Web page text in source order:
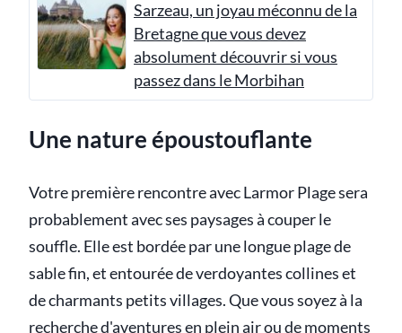
Sarzeau, un joyau méconnu de la
Bretagne que vous devez
absolument découvrir si vous
passez dans le Morbihan
Une nature époustouflante
Votre première rencontre avec Larmor Plage sera
probablement avec ses paysages à couper le
souffle. Elle est bordée par une longue plage de
sable fin, et entourée de verdoyantes collines et
de charmants petits villages. Que vous soyez à la
recherche d'aventures en plein air ou de moments